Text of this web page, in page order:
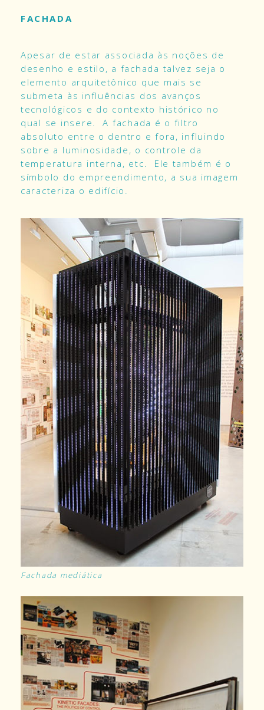
FACHADA
Apesar de estar associada às noções de
desenho e estilo, a fachada talvez seja o
elemento arquitetônico que mais se
submeta às influências dos avanços
tecnológicos e do contexto histórico no
qual se insere. A fachada é o filtro
absoluto entre o dentro e fora, influindo
sobre a luminosidade, o controle da
temperatura interna, etc. Ele também é o
símbolo do empreendimento, a sua imagem
caracteriza o edifício.
Fachada mediática